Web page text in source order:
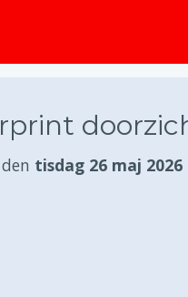
den tisdag 26 maj 2026